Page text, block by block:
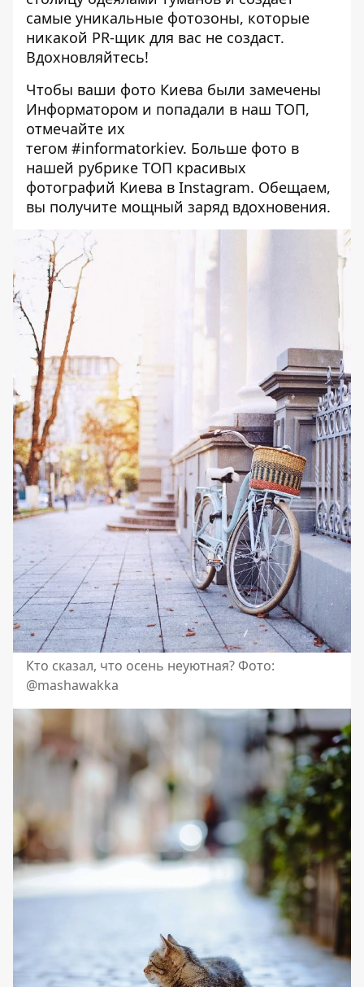
самые уникальные фотозоны, которые
никакой PR-щик для вас не создаст.
Вдохновляйтесь!
Чтобы ваши фото Киева были замечены
Информатором и попадали в наш ТОП,
отмечайте их
тегом #informatorkiev. Больше фото в
нашей рубрике ТОП красивых
фотографий Киева в Instagram. Обещаем,
вы получите мощный заряд вдохновения.
Кто сказал, что осень неуютная? Фото:
@mashawakka